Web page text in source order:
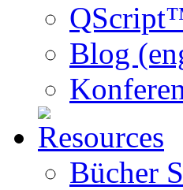
Blog
Bücher